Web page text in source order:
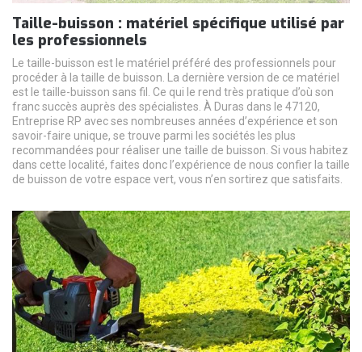
Taille-buisson : matériel spécifique utilisé par
les professionnels
Le taille-buisson est le matériel préféré des professionnels pour
procéder à la taille de buisson. La dernière version de ce matériel
est le taille-buisson sans fil. Ce qui le rend très pratique d’où son
franc succès auprès des spécialistes. À Duras dans le 47120,
Entreprise RP avec ses nombreuses années d’expérience et son
savoir-faire unique, se trouve parmi les sociétés les plus
recommandées pour réaliser une taille de buisson. Si vous habitez
dans cette localité, faites donc l’expérience de nous confier la taille
de buisson de votre espace vert, vous n’en sortirez que satisfaits.